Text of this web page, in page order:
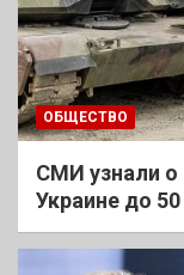
ОБЩЕСТВО
СМИ узнали
Украине до